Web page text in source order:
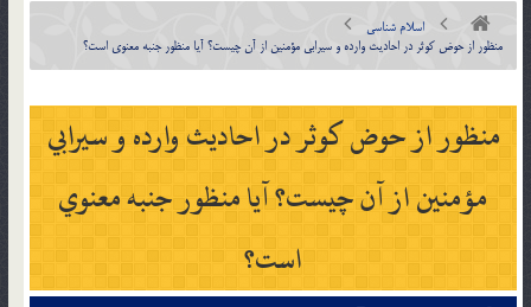
اسلام شناسی
منظور از حوض كوثر در احاديث وارده و سيرابي مؤمنين از آن چيست؟ آيا منظور جنبه معنوي است؟
منظور از حوض كوثر در احاديث وارده و سيرابي
مؤمنين از آن چيست؟ آيا منظور جنبه معنوي
است؟